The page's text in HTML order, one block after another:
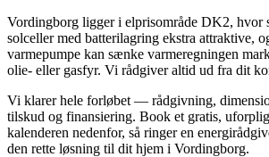
Vordingborg ligger i elprisområde DK2, hvor
solceller med batterilagring ekstra attraktive,
varmepumpe kan sænke varmeregningen
olie- eller gasfyr. Vi rådgiver altid ud fra dit
Vi klarer hele forløbet — rådgivning,
tilskud og finansiering. Book et gratis,
kalenderen nedenfor, så ringer en
den rette løsning til dit hjem i Vordingborg.